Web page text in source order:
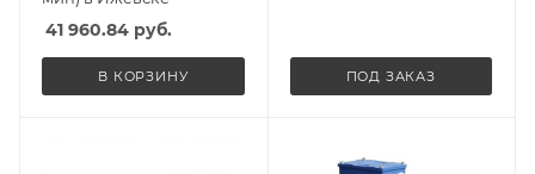
41 960.84 руб.
В КОРЗИНУ ПОД ЗАКАЗ